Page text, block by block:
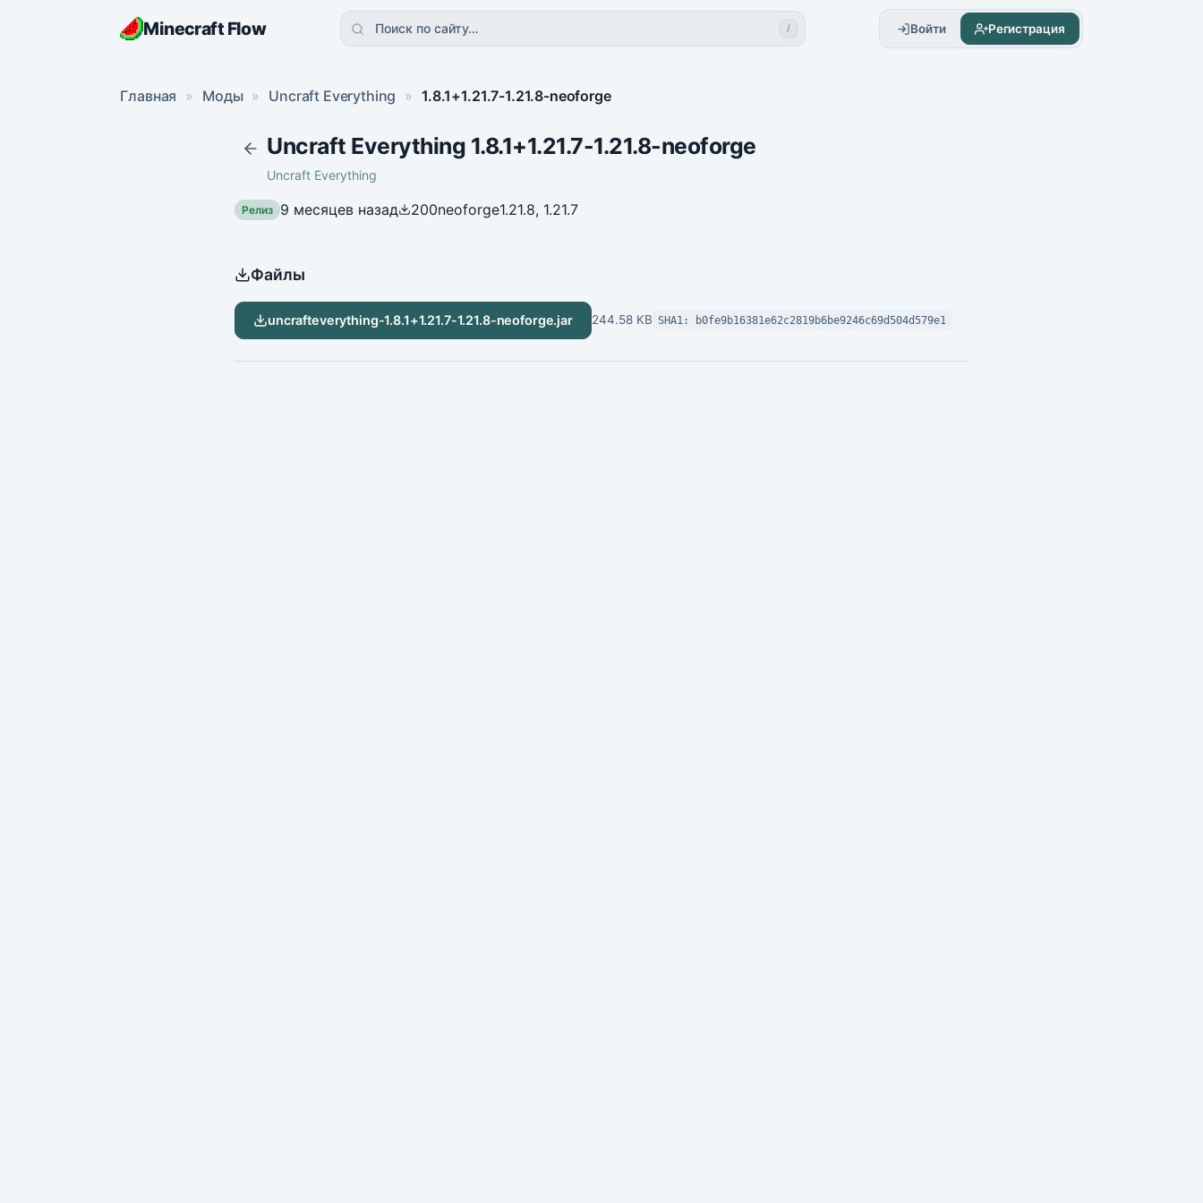
Minecraft Flow Поиск по сайту… / Войти Регистрация
Главная » Моды » Uncraft Everything » 1.8.1+1.21.7-1.21.8-neoforge
Uncraft Everything 1.8.1+1.21.7-1.21.8-neoforge
Uncraft Everything
Релиз 9 месяцев назад 200neoforge1.21.8, 1.21.7
Файлы
uncrafteverything-1.8.1+1.21.7-1.21.8-neoforge.jar 244.58 KB SHA1: b0fe9b16381e62c2819b6be9246c69d504d579e1